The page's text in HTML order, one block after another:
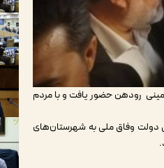
رودهن حضور یافت و با مردم
دولت وفاق ملی به شهرستان‌های